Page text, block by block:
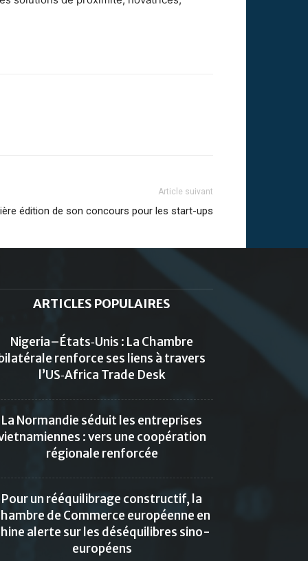
Article suivant
édition de son concours pour les start-ups
ARTICLES POPULAIRES
Nigeria–États‑Unis : La Chambre
renforce ses liens à travers
l’US‑Africa Trade Desk
La Normandie séduit les entreprises
: vers une coopération
régionale renforcée
Pour un rééquilibrage constructif, la
de Commerce européenne en
alerte sur les déséquilibres sino-
européens